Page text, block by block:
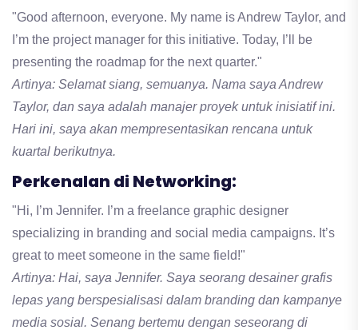
"Good afternoon, everyone. My name is Andrew Taylor, and
I’m the project manager for this initiative. Today, I’ll be
presenting the roadmap for the next quarter."
Artinya: Selamat siang, semuanya. Nama saya Andrew
Taylor, dan saya adalah manajer proyek untuk inisiatif ini.
Hari ini, saya akan mempresentasikan rencana untuk
kuartal berikutnya.
Perkenalan di Networking:
"Hi, I’m Jennifer. I’m a freelance graphic designer
specializing in branding and social media campaigns. It’s
great to meet someone in the same field!"
Artinya: Hai, saya Jennifer. Saya seorang desainer grafis
lepas yang berspesialisasi dalam branding dan kampanye
media sosial. Senang bertemu dengan seseorang di